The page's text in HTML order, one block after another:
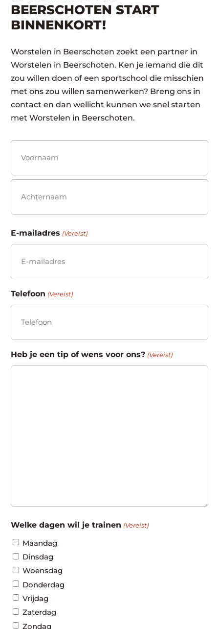
BEERSCHOTEN START
BINNENKORT!
Worstelen in Beerschoten zoekt een partner in
Worstelen in Beerschoten. Ken je iemand die dit
zou willen doen of een sportschool die misschien
met ons zou willen samenwerken? Breng ons in
contact en dan wellicht kunnen we snel starten
met Worstelen in Beerschoten.
(Vereist)
Voornaam
E-mailadres (Vereist)
Telefoon (Vereist)
Heb je een tip of wens voor ons? (Vereist)
Welke dagen wil je trainen (Vereist)
Maandag
Dinsdag
Woensdag
Donderdag
Vrijdag
Zaterdag
Zondag